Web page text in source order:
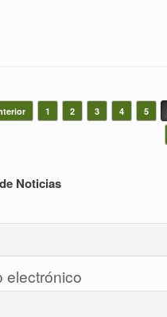
de artículos
1 2 3 4 5
Noticias
electrónico